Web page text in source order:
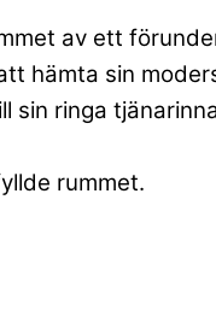
av ett
hämta sin
ringa
rummet.